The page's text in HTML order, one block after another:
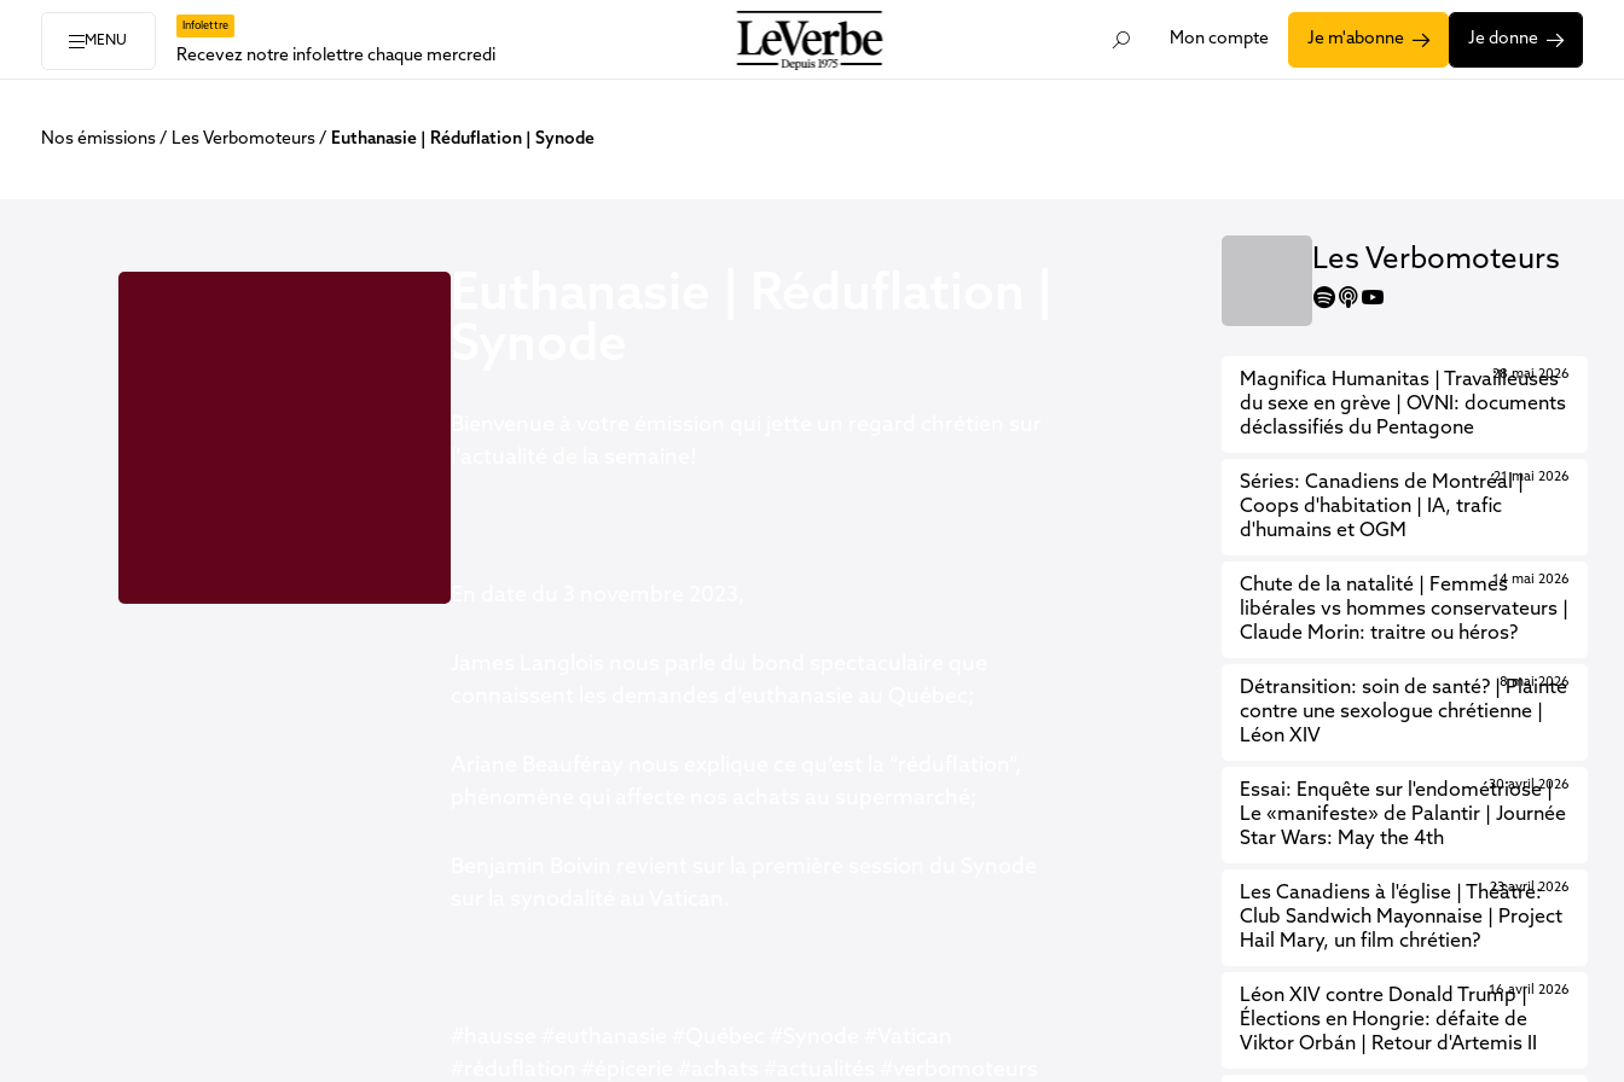
Infolettre
Recevez notre infolettre chaque mercredi
Mon compte Je m'abonne Je donne
MENU
Nos émissions Les Verbomoteurs Euthanasie | Réduflation | Synode
Les Verbomoteurs
En date du 3 novembre 2023,
Magnifica Humanitas | Travailleuses
du sexe en grève | OVNI: documents
déclassifiés du Pentagone
28 mai 2026
Séries: Canadiens de Montréal |
Coops d'habitation | IA, trafic
d'humains et OGM
21 mai 2026
Chute de la natalité | Femmes
libérales vs hommes conservateurs |
Claude Morin: traitre ou héros?
14 mai 2026
Détransition: soin de santé? | Plainte
contre une sexologue chrétienne |
Léon XIV
8 mai 2026
Essai: Enquête sur l'endométriose |
Le «manifeste» de Palantir | Journée
Star Wars: May the 4th
30 avril 2026
Les Canadiens à l'église | Théâtre:
Club Sandwich Mayonnaise | Project
Hail Mary, un film chrétien?
23 avril 2026
Léon XIV contre Donald Trump |
Élections en Hongrie: défaite de
Viktor Orbán | Retour d'Artemis II
16 avril 2026